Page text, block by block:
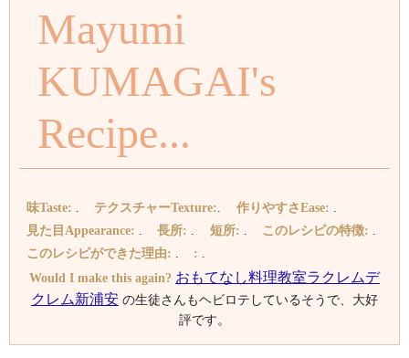
Mayumi
KUMAGAI's
Recipe...
味Taste: テクスチャーTexture: 作りやすさEase:
見た目Appearance:
長所: 短所: このレシピの特徴:
このレシピができた理由: :
Would I make this again? おもてなし料理教室ラクレムデ
クレム新浦安
評です。